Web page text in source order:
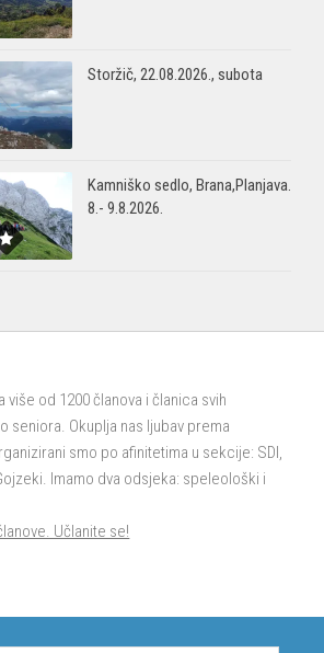
Storžič, 22.08.2026., subota
Kamniško sedlo, Brana,Planjava.
8.- 9.8.2026.
više od 1200 članova i članica svih
seniora. Okuplja nas ljubav prema
smo po afinitetima u sekcije: SDI,
Imamo dva odsjeka: speleološki i
Učlanite se!